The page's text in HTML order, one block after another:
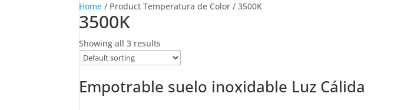
Home / Product Temperatura de Color / 3500K
3500K
Showing all 3 results
Empotrable suelo inoxidable Luz Cálida